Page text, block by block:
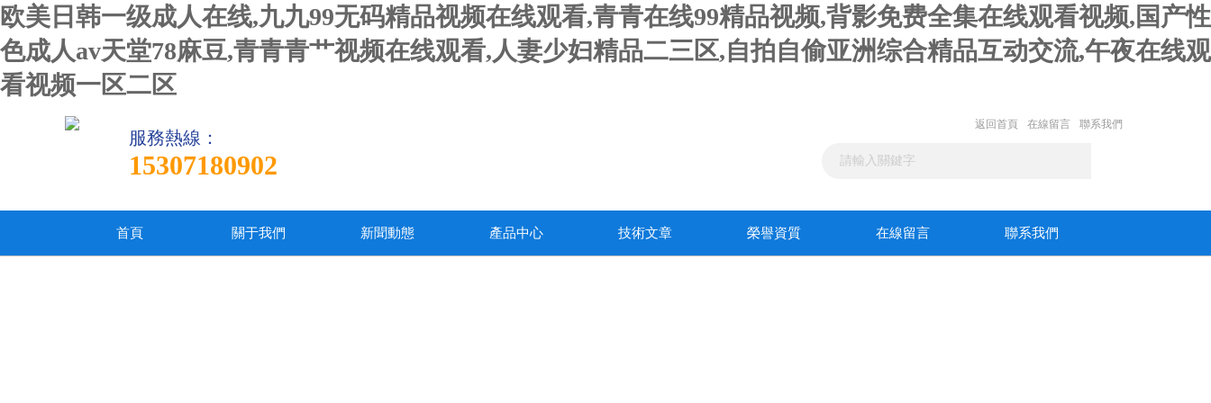
欧美日韩一级成人在线,九九99无码精品视频在线观看,青青在线99精品视频,背影免费全集在线观看视频,国产性
色成人av天堂78麻豆,青青青艹视频在线观看,人妻少妇精品二三区,自拍自偷亚洲综合精品互动交流,午夜在线观
看视频一区二区
服務熱線：
15307180902
返回首頁 在線留言 聯系我們
首頁 關于我們 新聞動態 產品中心 技術文章 榮譽資質 在線留言 聯系我們